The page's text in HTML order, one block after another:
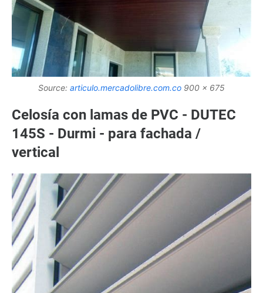
Source: articulo.mercadolibre.com.co 900 x 675
Celosía con lamas de PVC - DUTEC
145S - Durmi - para fachada /
vertical